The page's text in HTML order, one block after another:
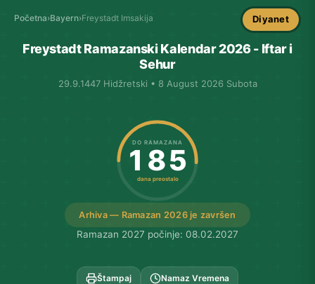
Početna›Bayern›Freystadt Imsakija Diyanet
Freystadt Ramazanski Kalendar 2026 - Iftar i
Sehur
29.9.1447 Hidžretski • 8 August 2026 Subota
Arhiva — Ramazan 2026 je završen
DO RAMAZANA
185
dana preostalo
Ramazan 2027 počinje: 08.02.2027
Štampaj Namaz Vremena